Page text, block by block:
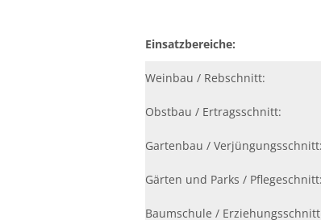
Einsatzbereiche:
Weinbau / Rebschnitt:
Obstbau / Ertragsschnitt:
Gartenbau / Verjüngungsschnitt:
Gärten und Parks / Pflegeschnitt:
Baumschule /